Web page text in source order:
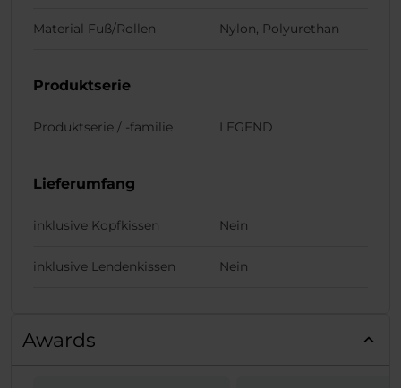
Material Fuß/Rollen Nylon, Polyurethan
Produktserie
Produktserie / -familie LEGEND
Lieferumfang
inklusive Kopfkissen Nein
inklusive Lendenkissen Nein
Awards